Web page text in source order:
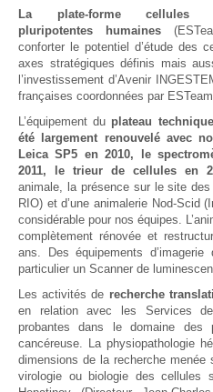
La plate-forme cellules
pluripotentes
humaines
conforter le potentiel d’étude des
axes stratégiques définis mais
l’investissement d’Avenir
françaises coordonnées par
L’équipement du plateau
été largement renouvelé avec
Leica SP5 en 2010, le
2011, le trieur de cellules en
animale, la présence sur le site des
RIO) et d’une animalerie Nod-Scid
considérable pour nos équipes.
complètement rénovée et
ans. Des équipements
particulier un Scanner de
Les activités de recherche
en relation avec les Services de
probantes dans le domaine des
cancéreuse. La physiopathologie
dimensions de la recherche menée
virologie ou biologie des cellules